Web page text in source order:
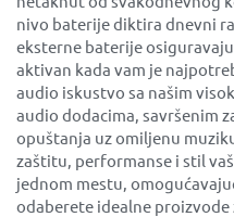
nivo baterije diktira dnevni
eksterne baterije osiguravaju
aktivan kada vam je
audio iskustvo sa našim
audio dodacima, savršenim
opuštanja uz omiljenu
zaštitu, performanse i stil
jednom mestu,
odaberete idealne proizvode